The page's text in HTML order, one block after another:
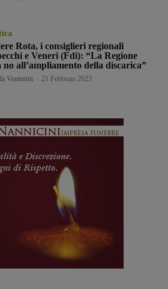
Rota, i consiglieri regionali
e Veneri (Fdi): “La Regione
no all’ampliamento della discarica”
Venturini 21 Febbraio 2023